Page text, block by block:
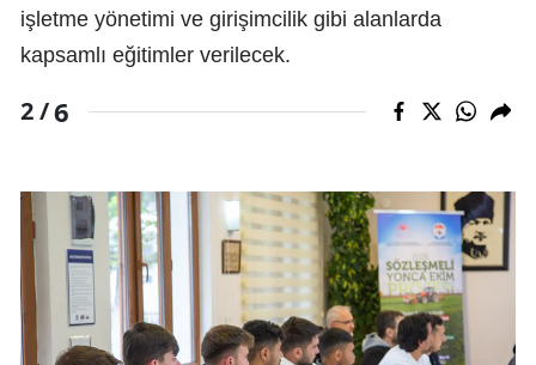
işletme yönetimi ve girişimcilik gibi alanlarda
kapsamlı eğitimler verilecek.
2 /6